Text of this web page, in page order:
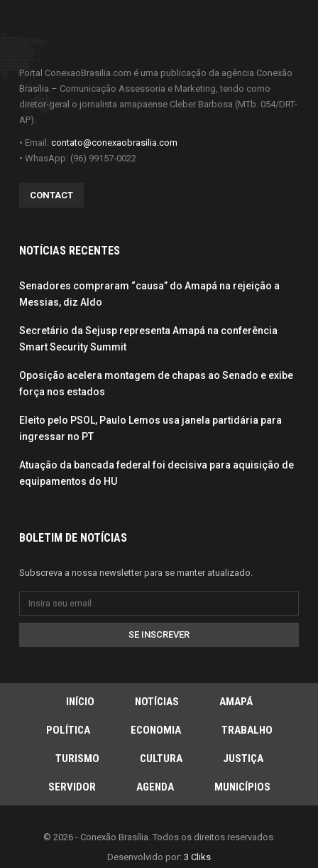
Portal ConexaoBrasilia.com é uma publicação da agência Conexão
Brasília – Comunicação Assessoria e Marketing, tendo como
diretor-geral o jornalista amapaense Cleber Barbosa (MTb. 054/DRT-
AP).
• Email: contato@conexaobrasilia.com
• WhasApp: (96) 99157-0022
CONTACT
NOTÍCIAS RECENTES
Senadores compraram “causa” do Amapá na rejeição a
Messias, diz Aldo
Secretário da Sejusp representa Amapá na conferência
Smart Security Summit
Oposição acelera montagem de chapas ao Senado e exibe
força nos estados
Eleito pelo PSOL, Paulo Lemos usa janela partidária para
ingressar no PT
Atuação da bancada federal foi decisiva para aquisição de
equipamentos do HU
BOLETIM DE NOTÍCIAS
Subscreva a nossa newsletter para se manter atualizado.
SE INSCREVER
INÍCIO NOTÍCIAS AMAPÁ
POLÍTICA ECONOMIA TRABALHO
TURISMO CULTURA JUSTIÇA
SERVIDOR AGENDA MUNICÍPIOS
© 2026 - Conexão Brasília. Todos os direitos reservados.
Desenvolvido por: 3 Cliks